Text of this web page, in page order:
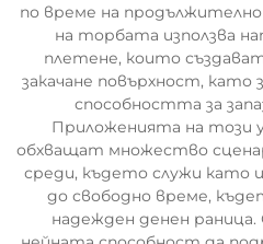
по време на
на торбата използва
плетене, които
закачане повърхност,
способността за
Приложенията на този
обхващат множество
среди, където служи като
до свободно време,
надежден денен